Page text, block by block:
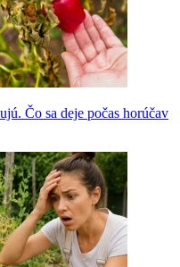
Čo sa deje počas horúčav